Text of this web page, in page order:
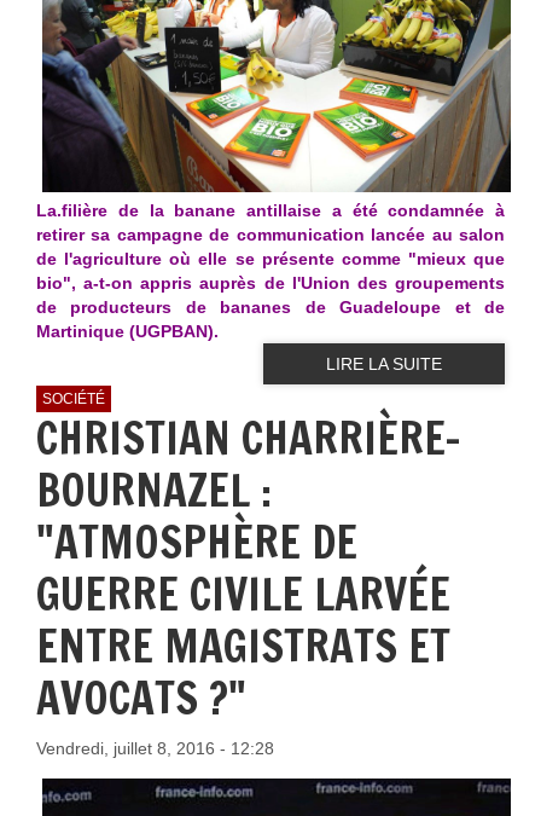
La.filière de la banane antillaise a été condamnée à
retirer sa campagne de communication lancée au salon
de l'agriculture où elle se présente comme "mieux que
bio", a-t-on appris auprès de l'Union des groupements
de producteurs de bananes de Guadeloupe et de
Martinique (UGPBAN).
LIRE LA SUITE
SOCIÉTÉ
CHRISTIAN CHARRIÈRE-
BOURNAZEL :
"ATMOSPHÈRE DE
GUERRE CIVILE LARVÉE
ENTRE MAGISTRATS ET
AVOCATS ?"
Vendredi, juillet 8, 2016 - 12:28